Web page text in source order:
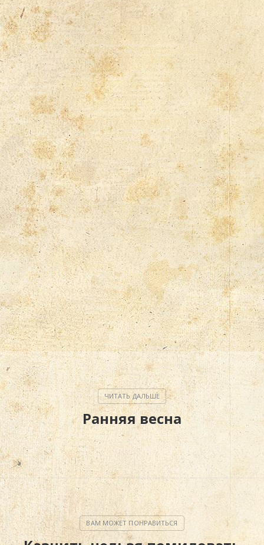
Ранняя весна